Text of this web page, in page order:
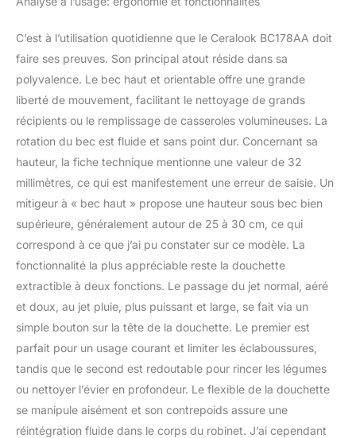
C’est à l’utilisation quotidienne que le Ceralook BC178AA doit
faire ses preuves. Son principal atout réside dans sa
polyvalence. Le bec haut et orientable offre une grande
liberté de mouvement, facilitant le nettoyage de grands
récipients ou le remplissage de casseroles volumineuses. La
rotation du bec est fluide et sans point dur. Concernant sa
hauteur, la fiche technique mentionne une valeur de 32
millimètres, ce qui est manifestement une erreur de saisie. Un
mitigeur à « bec haut » propose une hauteur sous bec bien
supérieure, généralement autour de 25 à 30 cm, ce qui
correspond à ce que j’ai pu constater sur ce modèle. La
fonctionnalité la plus appréciable reste la douchette
extractible à deux fonctions. Le passage du jet normal, aéré
et doux, au jet pluie, plus puissant et large, se fait via un
simple bouton sur la tête de la douchette. Le premier est
parfait pour un usage courant et limiter les éclaboussures,
tandis que le second est redoutable pour rincer les légumes
ou nettoyer l’évier en profondeur. Le flexible de la douchette
se manipule aisément et son contrepoids assure une
réintégration fluide dans le corps du robinet. J’ai cependant